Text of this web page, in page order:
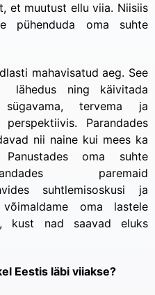
et muutust ellu viia. Niisiis
pühenduda oma suhte
mahavisatud aeg. See
lähedus ning käivitada
tervema ja
Parandades
nii naine kui mees ka
oma suhte
paremaid
suhtlemisoskusi ja
oma lastele
kust nad saavad eluks
Eestis läbi viiakse?